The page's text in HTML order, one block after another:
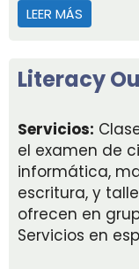
LEER MÁS
Literacy
Servicios:
el examen de
informática,
escritura, y
ofrecen en
Servicios en